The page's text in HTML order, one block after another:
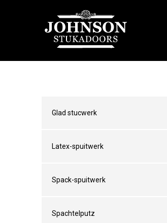
Glad stucwerk
Latex-spuitwerk
Spack-spuitwerk
Spachtelputz